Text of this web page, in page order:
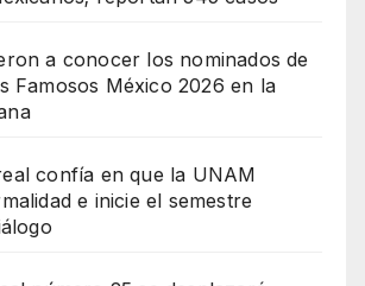
a conocer los nominados de
Famosos México 2026 en la
confía en que la UNAM
e inicie el semestre